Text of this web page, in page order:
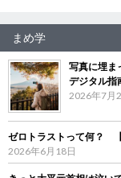
まめ学
写真に埋
デジタル指
2026年7月
ゼロトラストって何？
2026年6月18日